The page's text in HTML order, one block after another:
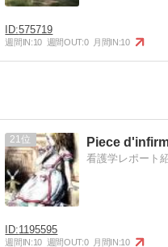
575719
週間IN:10 週間OUT:0 月間IN:10
21 Piece
看護学レポート
1195595
週間IN:10 週間OUT:0 月間IN:10